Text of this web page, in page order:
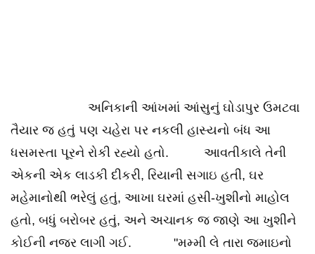
અનિકાની આંખમાં આંસુનું ઘોડાપુર ઉમટવા
તૈયાર જ હતું પણ ચહેરા પર નકલી હાસ્યનો બંધ આ
ધસમસ્તા પૂરને રોકી રહ્યો હતો. આવતીકાલે તેની
એકની એક લાડકી દીકરી, રિયાની સગાઇ હતી, ઘર
મહેમાનોથી ભરેલું હતું, આખા ઘરમાં હસી-ખુશીનો માહોલ
હતો, બધું બરોબર હતું, અને અચાનક જ જાણે આ ખુશીને
કોઈની નજર લાગી ગઈ. "મમ્મી લે તારા જમાઇનો